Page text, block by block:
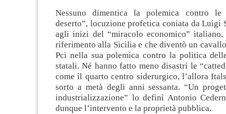
Nessuno dimentica la polemica contro le
deserto”, locuzione profetica coniata da Luigi
agli inizi del “miracolo economico” italiano,
riferimento alla Sicilia e che diventò un
Pci nella sua polemica contro la politica
statali. Né hanno fatto meno disastri le
come il quarto centro siderurgico, l’allora
sorto a metà degli anni sessanta. “Un
industrializzazione” lo definì Antonio
dunque l’intervento e la proprietà pubblica.